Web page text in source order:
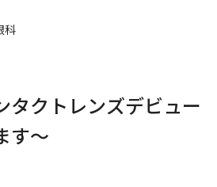
科
タクトレンズデビュー
す～